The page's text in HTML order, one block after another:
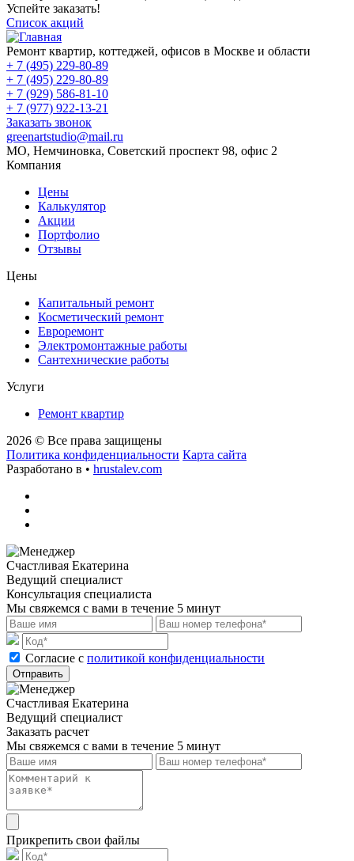
Успейте заказать!
Список акций
Ремонт квартир, коттеджей, офисов в Москве и области
+ 7 (495) 229-80-89
+ 7 (495) 229-80-89
+ 7 (929) 586-81-10
+ 7 (977) 922-13-21
Заказать звонок
greenartstudio@mail.ru
МО, Немчиновка, Советский проспект 98, офис 2
Компания
Цены
Калькулятор
Акции
Портфолио
Отзывы
Цены
Капитальный ремонт
Косметический ремонт
Евроремонт
Электромонтажные работы
Сантехнические работы
Услуги
Ремонт квартир
2026 © Все права защищены
Политика конфиденциальности Карта сайта
Разработано в • hrustalev.com
Счастливая Екатерина
Ведущий специалист
Консультация специалиста
Мы свяжемся с вами в течение 5 минут
Cогласие с политикой конфиденциальности
Отправить
Счастливая Екатерина
Ведущий специалист
Заказать расчет
Мы свяжемся с вами в течение 5 минут
Прикрепить свои файлы